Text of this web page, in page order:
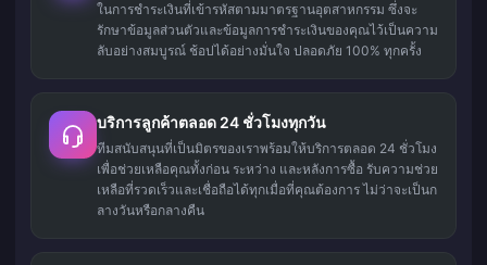
ในการชำระเงินที่เข้ารหัสตามมาตรฐานอุตสาหกรรม ซึ่งจะ
รักษาข้อมูลส่วนตัวและข้อมูลการชำระเงินของคุณไว้เป็นความ
ลับอย่างสมบูรณ์ ช้อปได้อย่างมั่นใจ ปลอดภัย 100% ทุกครั้ง
บริการลูกค้าตลอด 24 ชั่วโมงทุกวัน
ทีมสนับสนุนที่เป็นมิตรของเราพร้อมให้บริการตลอด 24 ชั่วโมง
เพื่อช่วยเหลือคุณทั้งก่อน ระหว่าง และหลังการซื้อ รับความช่วย
เหลือที่รวดเร็วและเชื่อถือได้ทุกเมื่อที่คุณต้องการ ไม่ว่าจะเป็นก
ลางวันหรือกลางคืน